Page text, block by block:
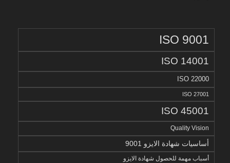
ISO 9001
ISO 14001
ISO 22000
ISO 27001
ISO 45001
Quality Vision
أساسيات شهادة الايزو 9001
أسباب مهمة للحصول شهادة الايزو